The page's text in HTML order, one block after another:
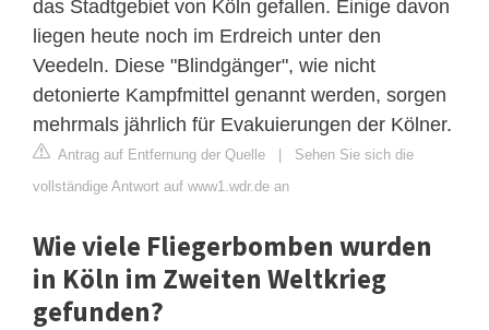
das Stadtgebiet von Köln gefallen. Einige davon
liegen heute noch im Erdreich unter den
Veedeln. Diese "Blindgänger", wie nicht
detonierte Kampfmittel genannt werden, sorgen
mehrmals jährlich für Evakuierungen der Kölner.
Antrag auf Entfernung der Quelle | Sehen Sie sich die
vollständige Antwort auf www1.wdr.de an
Wie viele Fliegerbomben wurden
in Köln im Zweiten Weltkrieg
gefunden?